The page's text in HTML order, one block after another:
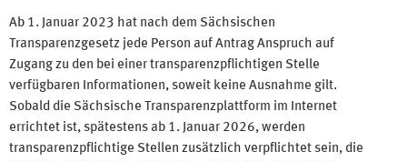
Ab 1. Januar 2023 hat nach dem Sächsischen
Transparenzgesetz jede Person auf Antrag Anspruch auf
Zugang zu den bei einer transparenzpflichtigen Stelle
verfügbaren Informationen, soweit keine Ausnahme gilt.
Sobald die Sächsische Transparenzplattform im Internet
errichtet ist, spätestens ab 1. Januar 2026, werden
transparenzpflichtige Stellen zusätzlich verpflichtet sein, die